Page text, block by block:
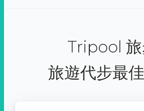
Tripool
旅遊代步最